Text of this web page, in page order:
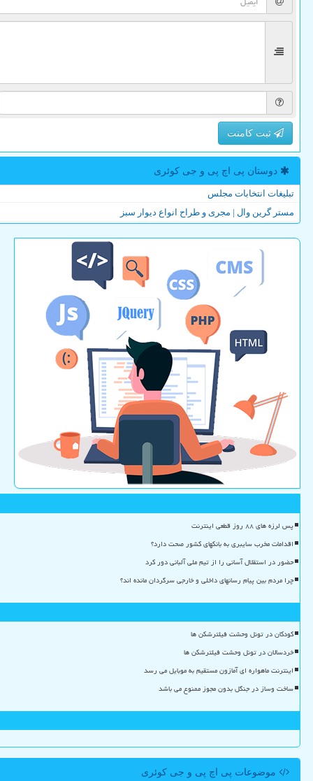
ثبت کامنت
دوستان پی اچ پی و جی كوئری
تبلیغات انتخابات مجلس
مستر گرین وال | مجری و طراح انواع دیوار سبز
پس لرزه های ۸۸ روز قطعی اینترنت
اقدامات مخرب سایبری به بانکهای کشور صحت دارد؟
حضور در استقلال آسانی را از تیم ملی آلبانی دور کرد
چرا مردم بین پیام رسانهای داخلی و خارجی سرگردان مانده اند؟
کودکان در تونل وحشت فیلترشکن ها
خردسالان در تونل وحشت فیلترشکن ها
اینترنت ماهواره ای آمازون مستقیم به موبایل می رسد
ساخت وساز در جنگل بدون مجوز ممنوع می باشد
موضوعات پی اچ پی و جی كوئری